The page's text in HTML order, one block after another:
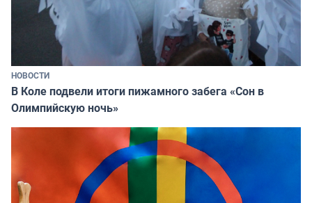
НОВОСТИ
В Коле подвели итоги пижамного забега «Сон в
Олимпийскую ночь»